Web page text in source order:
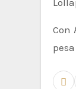
Con